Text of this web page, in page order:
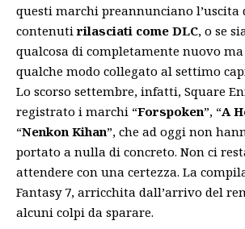
questi marchi preannunciano l’uscita
contenutirilasciati come DLC, o se
qualcosa di completamente nuovo
qualche modo collegato al settimo
Lo scorso settembre, infatti, Square
registrato i marchi “Forspoken”, “A
“Nenkon Kihan”, che ad oggi non
portato a nulla di concreto. Non ci
attendere con una certezza. La
Fantasy 7, arricchita dall’arrivo del
alcuni colpi da sparare.